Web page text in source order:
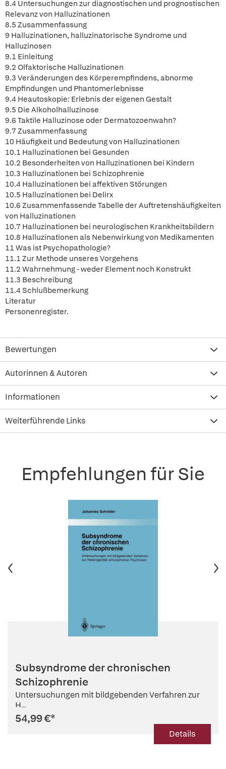
8.4 Untersuchungen zur diagnostischen und prognostischen
Relevanz von Halluzinationen
8.5 Zusammenfassung
9 Halluzinationen, halluzinatorische Syndrome und
Halluzinosen
9.1 Einleitung
9.2 Olfaktorische Halluzinationen
9.3 Veränderungen des Körperempfindens, abnorme
Empfindungen und Phantomerlebnisse
9.4 Heautoskopie: Erlebnis der eigenen Gestalt
9.5 Die Alkoholhalluzinose
9.6 Taktile Halluzinose oder Dermatozoenwahn?
9.7 Zusammenfassung
10 Häufigkeit und Bedeutung von Halluzinationen
10.1 Halluzinationen bei Gesunden
10.2 Besonderheiten von Halluzinationen bei Kindern
10.3 Halluzinationen bei Schizophrenie
10.4 Halluzinationen bei affektiven Störungen
10.5 Halluzinationen bei Delirx
10.6 Zusammenfassende Tabelle der Auftretenshäufigkeiten
von Halluzinationen
10.7 Halluzinationen bei neurologischen Krankheitsbildern
10.8 Halluzinationen als Nebenwirkung von Medikamenten
11 Was ist Psychopathologie?
11.1 Zur Methode unseres Vorgehens
11.2 Wahrnehmung - weder Element noch Konstrukt
11.3 Beschreibung
11.4 Schlußbemerkung
Literatur
Personenregister.
Bewertungen
Autorinnen & Autoren
Informationen
Weiterführende Links
Empfehlungen für Sie
Subsyndrome der chronischen
Schizophrenie
Untersuchungen mit bildgebenden Verfahren zur
H...
54,99 €*
Details